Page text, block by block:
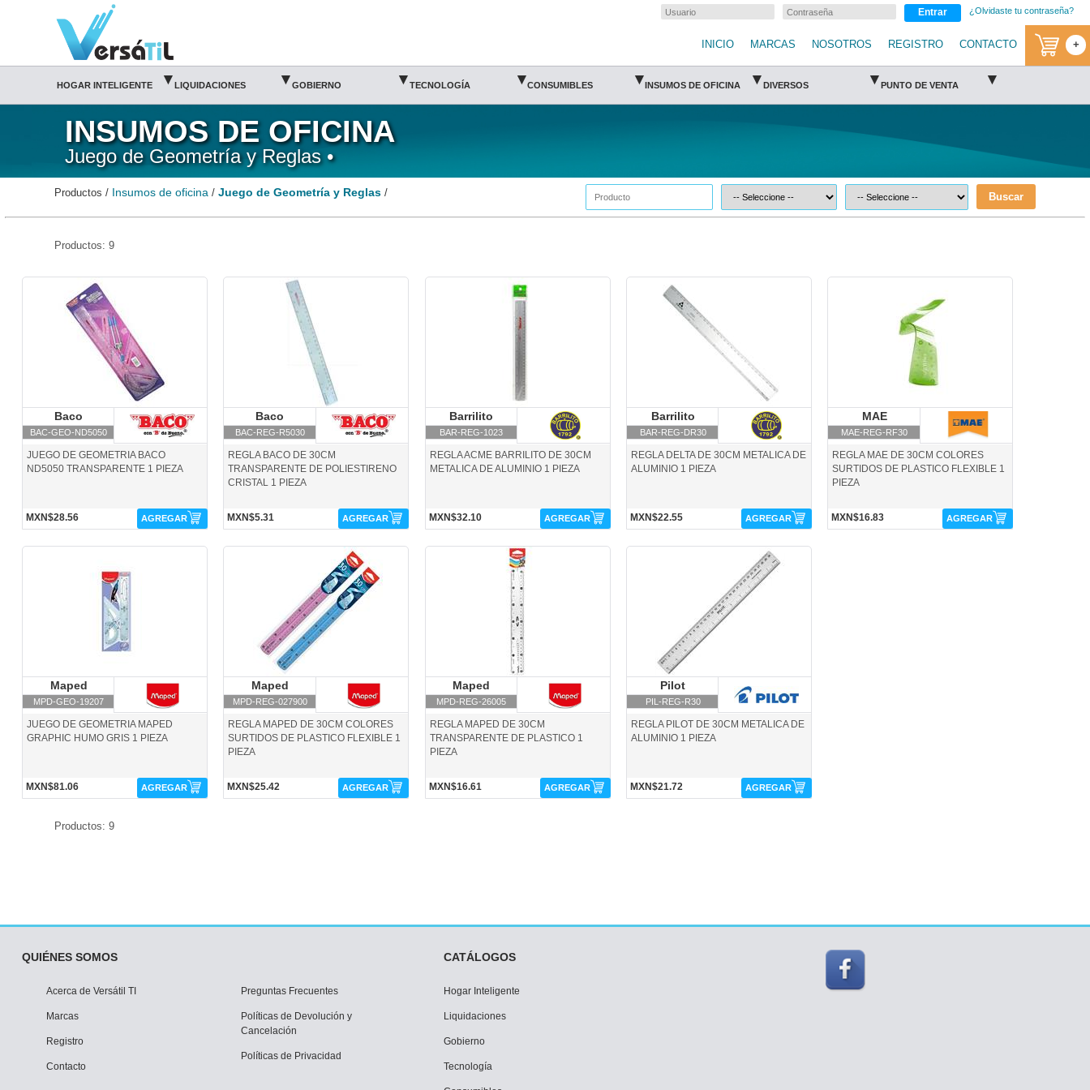
Juego de Geometría y Reglas/Insumos de oficina|Versátil TI Entrar ¿Olvidaste tu contraseña?
INICIO MARCAS NOSOTROS REGISTRO CONTACTO +
HOGAR INTELIGENTE ▾ LIQUIDACIONES ▾ GOBIERNO ▾ TECNOLOGÍA ▾ CONSUMIBLES ▾ INSUMOS DE OFICINA ▾ DIVERSOS ▾ PUNTO DE VENTA ▾
INSUMOS DE OFICINA
Juego de Geometría y Reglas •
Productos / Insumos de oficina /Juego de Geometría y Reglas / Buscar
Productos: 9
BAC-GEO-ND5050-Baco
Baco
BAC-GEO-ND5050
Baco
JUEGO DE GEOMETRIA BACO
ND5050 TRANSPARENTE 1 PIEZA
MXN$28.56 AGREGAR
BAC-REG-R5030-Baco
Baco
BAC-REG-R5030
Baco
REGLA BACO DE 30CM
TRANSPARENTE DE POLIESTIRENO
CRISTAL 1 PIEZA
MXN$5.31 AGREGAR
BAR-REG-1023-Barrilito
Barrilito
BAR-REG-1023
REGLA ACME BARRILITO DE 30CM
METALICA DE ALUMINIO 1 PIEZA
MXN$32.10 AGREGAR
BAR-REG-DR30-Barrilito
Barrilito
BAR-REG-DR30
REGLA DELTA DE 30CM METALICA DE
ALUMINIO 1 PIEZA
MXN$22.55 AGREGAR
MAE
MAE-REG-RF30
REGLA MAE DE 30CM COLORES
SURTIDOS DE PLASTICO FLEXIBLE 1
PIEZA
MXN$16.83 AGREGAR
Maped
MPD-GEO-19207
JUEGO DE GEOMETRIA MAPED
GRAPHIC HUMO GRIS 1 PIEZA
MXN$81.06 AGREGAR
Maped
MPD-REG-027900
REGLA MAPED DE 30CM COLORES
SURTIDOS DE PLASTICO FLEXIBLE 1
PIEZA
MXN$25.42 AGREGAR
MPD-REG-26005-Maped
Maped
MPD-REG-26005
REGLA MAPED DE 30CM
TRANSPARENTE DE PLASTICO 1
PIEZA
MXN$16.61 AGREGAR
Pilot
PIL-REG-R30
REGLA PILOT DE 30CM METALICA DE
ALUMINIO 1 PIEZA
MXN$21.72 AGREGAR
Productos: 9
QUIÉNES SOMOS
Acerca de Versátil TI
Marcas
Registro
Contacto
Preguntas Frecuentes
Políticas de Devolución y
Cancelación
Políticas de Privacidad
CATÁLOGOS
Hogar Inteligente
Liquidaciones
Gobierno
Tecnología